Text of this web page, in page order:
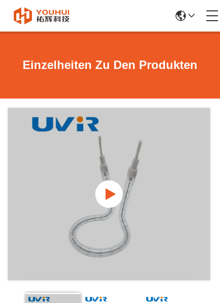
Einzelheiten Zu Den Produkten